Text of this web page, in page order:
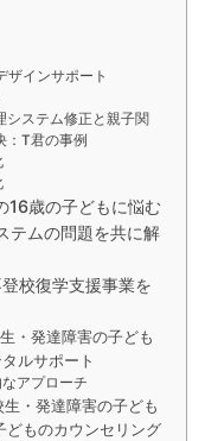
ザインサポート
システム修正と親子関
：T君の事例
歳の子どもに悩む
テムの問題を共に解
校復学支援事業を
・発達障害の子ども
ルサポート
アプローチ
・発達障害の子ども
どものカウンセリング